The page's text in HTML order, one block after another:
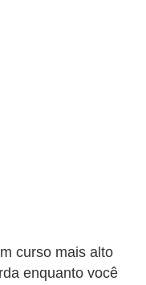
curso mais alto
enquanto você